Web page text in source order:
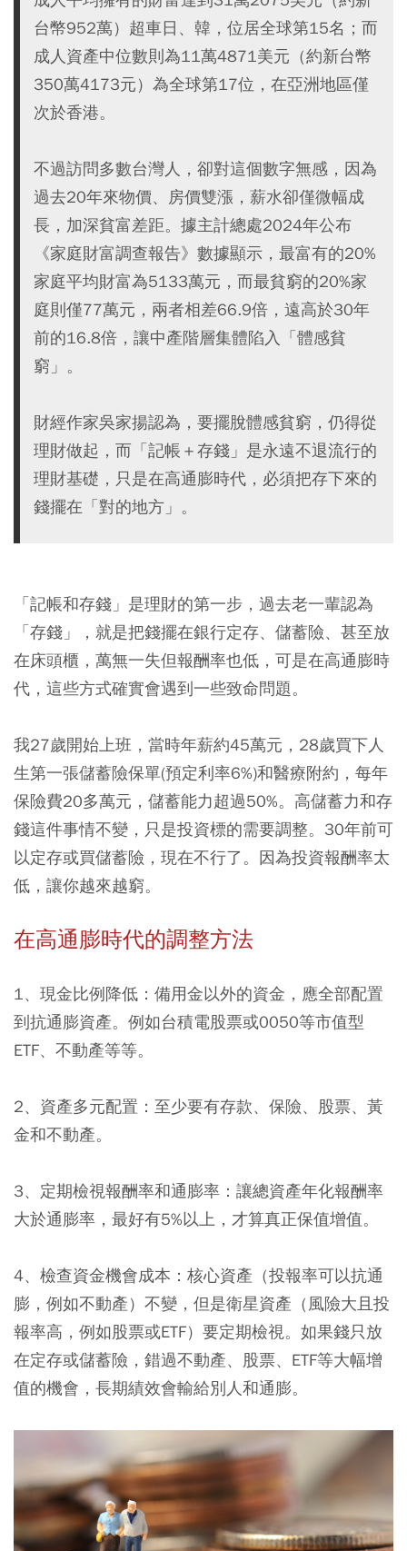
台幣952萬）超車日、韓，位居全球第15名；而
成人資產中位數則為11萬4871美元（約新台幣
350萬4173元）為全球第17位，在亞洲地區僅
次於香港。
不過訪問多數台灣人，卻對這個數字無感，因為
過去20年來物價、房價雙漲，薪水卻僅微幅成
長，加深貧富差距。據主計總處2024年公布
《家庭財富調查報告》數據顯示，最富有的20%
家庭平均財富為5133萬元，而最貧窮的20%家
庭則僅77萬元，兩者相差66.9倍，遠高於30年
前的16.8倍，讓中產階層集體陷入「體感貧
窮」。
財經作家吳家揚認為，要擺脫體感貧窮，仍得從
理財做起，而「記帳＋存錢」是永遠不退流行的
理財基礎，只是在高通膨時代，必須把存下來的
錢擺在「對的地方」。
「記帳和存錢」是理財的第一步，過去老一輩認為
「存錢」，就是把錢擺在銀行定存、儲蓄險、甚至放
在床頭櫃，萬無一失但報酬率也低，可是在高通膨時
代，這些方式確實會遇到一些致命問題。
我27歲開始上班，當時年薪約45萬元，28歲買下人
生第一張儲蓄險保單(預定利率6%)和醫療附約，每年
保險費20多萬元，儲蓄能力超過50%。高儲蓄力和存
錢這件事情不變，只是投資標的需要調整。30年前可
以定存或買儲蓄險，現在不行了。因為投資報酬率太
低，讓你越來越窮。
在高通膨時代的調整方法
1、現金比例降低： 備用金以外的資金，應全部配置
到抗通膨資產。例如台積電股票或0050等市值型
ETF、不動產等等。
2、資產多元配置： 至少要有存款、保險、股票、黃
金和不動產。
3、定期檢視報酬率和通膨率： 讓總資產年化報酬率
大於通膨率，最好有5%以上，才算真正保值增值。
4、檢查資金機會成本： 核心資產（投報率可以抗通
膨，例如不動產）不變，但是衛星資產（風險大且投
報率高，例如股票或ETF）要定期檢視。如果錢只放
在定存或儲蓄險，錯過不動產、股票、ETF等大幅增
值的機會，長期績效會輸給別人和通膨。